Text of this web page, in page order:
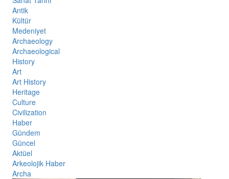
Antik
Kültür
Medeniyet
Archaeology
Archaeological
History
Art
Art History
Heritage
Culture
Civilization
Haber
Gündem
Güncel
Aktüel
Arkeolojik Haber
Archa